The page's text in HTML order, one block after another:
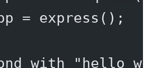
= express ();
with "hello